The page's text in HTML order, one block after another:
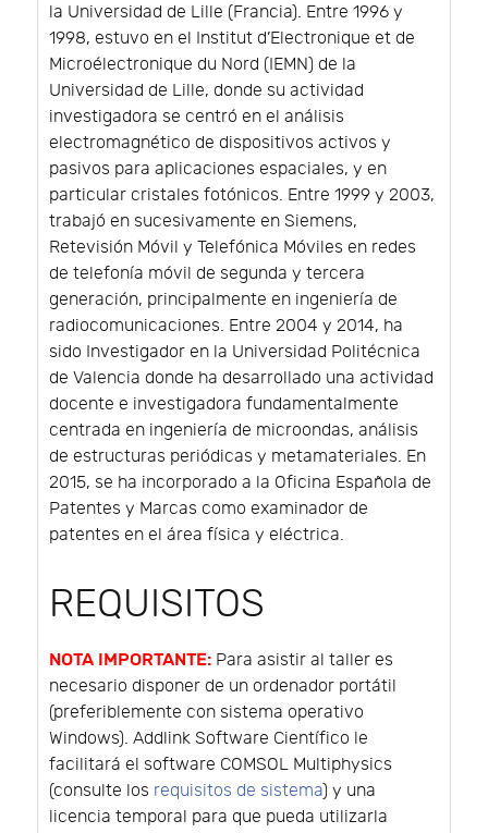
la Universidad de Lille (Francia). Entre 1996 y
1998, estuvo en el Institut d’Electronique et de
Microélectronique du Nord (IEMN) de la
Universidad de Lille, donde su actividad
investigadora se centró en el análisis
electromagnético de dispositivos activos y
pasivos para aplicaciones espaciales, y en
particular cristales fotónicos. Entre 1999 y 2003,
trabajó en sucesivamente en Siemens,
Retevisión Móvil y Telefónica Móviles en redes
de telefonía móvil de segunda y tercera
generación, principalmente en ingeniería de
radiocomunicaciones. Entre 2004 y 2014, ha
sido Investigador en la Universidad Politécnica
de Valencia donde ha desarrollado una actividad
docente e investigadora fundamentalmente
centrada en ingeniería de microondas, análisis
de estructuras periódicas y metamateriales. En
2015, se ha incorporado a la Oficina Española de
Patentes y Marcas como examinador de
patentes en el área física y eléctrica.
REQUISITOS
NOTA IMPORTANTE: Para asistir al taller es
necesario disponer de un ordenador portátil
(preferiblemente con sistema operativo
Windows). Addlink Software Científico le
facilitará el software COMSOL Multiphysics
(consulte los requisitos de sistema) y una
licencia temporal para que pueda utilizarla